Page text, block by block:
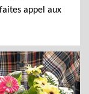
appel aux